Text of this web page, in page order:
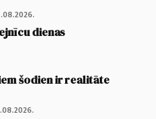
dienas
šodien ir realitāte